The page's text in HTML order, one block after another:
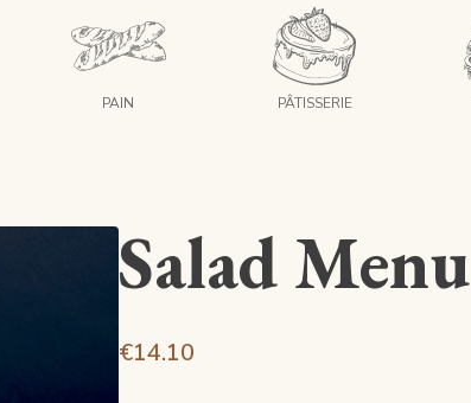
PAIN PÂTISSERIE
Salad Menu
€14.10